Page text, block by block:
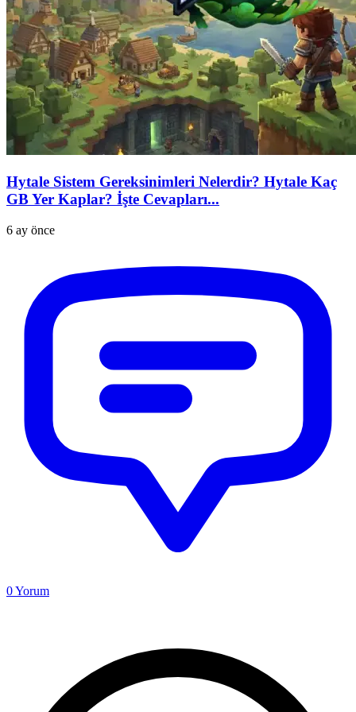
Hytale Sistem Gereksinimleri Nelerdir? Hytale Kaç
GB Yer Kaplar? İşte Cevapları...
6 ay önce
0Yorum